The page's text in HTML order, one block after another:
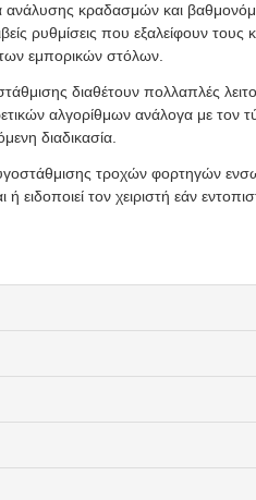
κραδασμών και
ρυθμίσεις που εξαλείφουν
εμπορικών στόλων.
διαθέτουν πολλαπλές
αλγορίθμων ανάλογα με τον
διαδικασία.
τροχών φορτηγών
ή ειδοποιεί τον χειριστή εάν